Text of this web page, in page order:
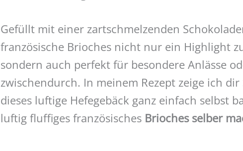
Gefüllt mit einer zartschmelzenden
französische Brioches nicht nur ein Highlight
sondern auch perfekt für besondere Anlässe
zwischendurch. In meinem Rezept zeige ich
dieses luftige Hefegebäck ganz einfach selbst
luftig fluffiges französisches Brioches selber